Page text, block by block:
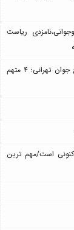
ریاست
جزئیات تازه از ربایش و قتل فجیع حمیدرضا رجب زاده، مداح جوان تهرانی؛ ۴ متهم
است/مهم ترین